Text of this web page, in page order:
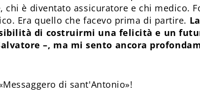
è diventato assicuratore e chi medico.
Era quello che facevo prima di partire. La
di costruir­mi una felicità e un
–, ma mi sento ancora
di sant'Antonio»!